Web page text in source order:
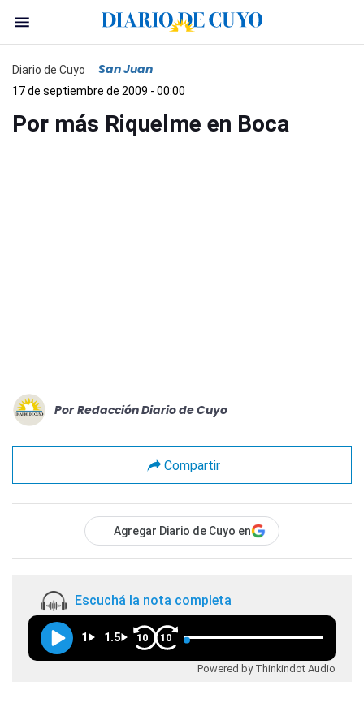
Diario de Cuyo San Juan
17 de septiembre de 2009 - 00:00
Por más Riquelme en Boca
Por Redacción Diario de Cuyo
Compartir
Agregar Diario de Cuyo en
Escuchá la nota completa
1 1.5 10 10
Powered by Thinkindot Audio